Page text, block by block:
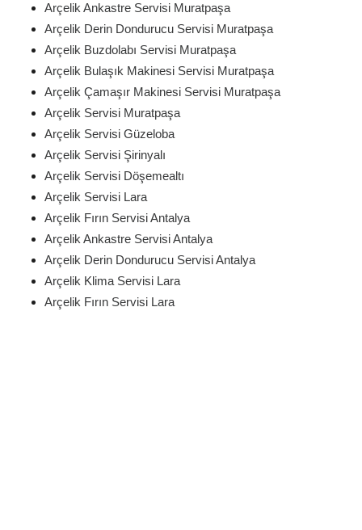
Arçelik Ankastre Servisi Muratpaşa
Arçelik Derin Dondurucu Servisi Muratpaşa
Arçelik Buzdolabı Servisi Muratpaşa
Arçelik Bulaşık Makinesi Servisi Muratpaşa
Arçelik Çamaşır Makinesi Servisi Muratpaşa
Arçelik Servisi Muratpaşa
Arçelik Servisi Güzeloba
Arçelik Servisi Şirinyalı
Arçelik Servisi Döşemealtı
Arçelik Servisi Lara
Arçelik Fırın Servisi Antalya
Arçelik Ankastre Servisi Antalya
Arçelik Derin Dondurucu Servisi Antalya
Arçelik Klima Servisi Lara
Arçelik Fırın Servisi Lara